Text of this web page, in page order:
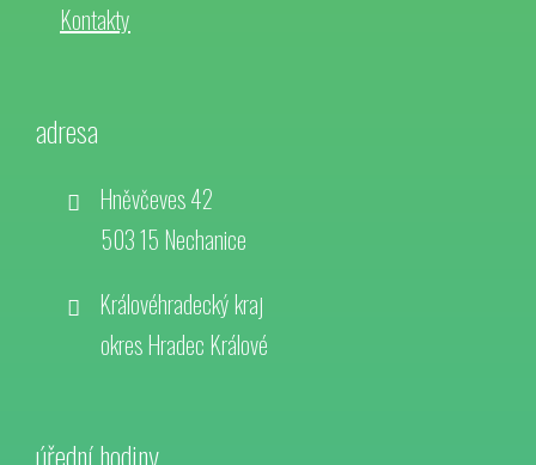
Kontakty
adresa
Hněvčeves 42
503 15 Nechanice
Královéhradecký kraj
okres Hradec Králové
úřední hodiny